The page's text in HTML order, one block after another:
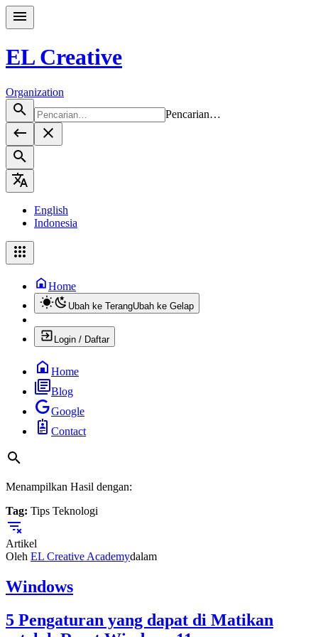
EL Creative
Organization
Pencarian…
English
Indonesia
Home
Ubah ke TerangUbah ke Gelap
Login / Daftar
Home
Blog
Google
Contact
Menampilkan Hasil dengan:
Tag: Tips Teknologi
Artikel
Oleh EL Creative Academydalam
Windows
5 Pengaturan yang dapat di Matikan